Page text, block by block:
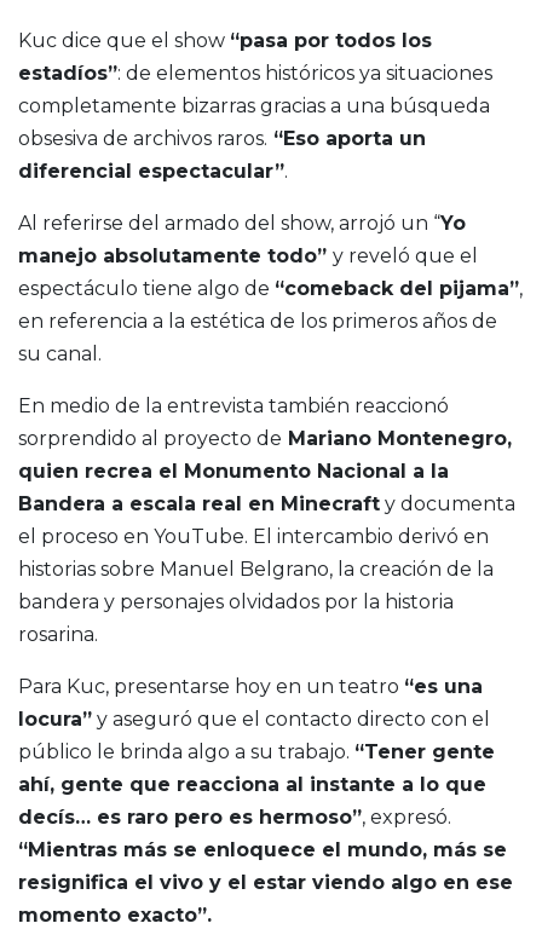
Kuc dice que el show “pasa por todos los
estadíos”: de elementos históricos ya situaciones
completamente bizarras gracias a una búsqueda
obsesiva de archivos raros. “Eso aporta un
diferencial espectacular”.
Al referirse del armado del show, arrojó un “Yo
manejo absolutamente todo” y reveló que el
espectáculo tiene algo de “comeback del pijama”,
en referencia a la estética de los primeros años de
su canal.
En medio de la entrevista también reaccionó
sorprendido al proyecto de Mariano Montenegro,
quien recrea el Monumento Nacional a la
Bandera a escala real en Minecraft y documenta
el proceso en YouTube. El intercambio derivó en
historias sobre Manuel Belgrano, la creación de la
bandera y personajes olvidados por la historia
rosarina.
Para Kuc, presentarse hoy en un teatro “es una
locura” y aseguró que el contacto directo con el
público le brinda algo a su trabajo. “Tener gente
ahí, gente que reacciona al instante a lo que
decís… es raro pero es hermoso”, expresó.
“Mientras más se enloquece el mundo, más se
resignifica el vivo y el estar viendo algo en ese
momento exacto”.